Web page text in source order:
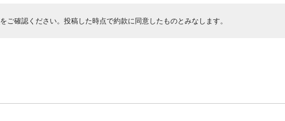
をご確認ください。投稿した時点で約款に同意したものとみなします。